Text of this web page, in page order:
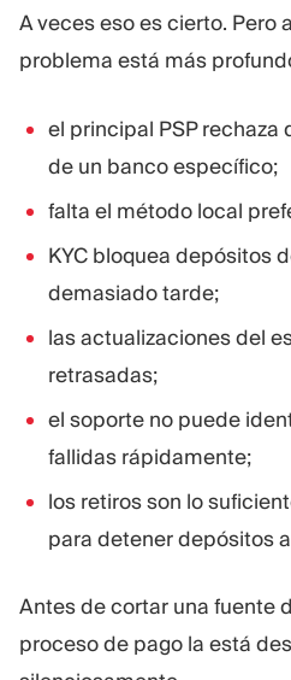
A veces eso es cierto. Pero
problema está más
el principal PSP
de un banco específico;
falta el método local
KYC bloquea depósitos
demasiado tarde;
las actualizaciones del
retrasadas;
el soporte no puede
fallidas rápidamente;
los retiros son lo
para detener depósitos
Antes de cortar una fuente
proceso de pago la está